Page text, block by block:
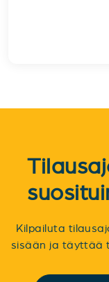
Kilpailuta
sisään ja täyttää